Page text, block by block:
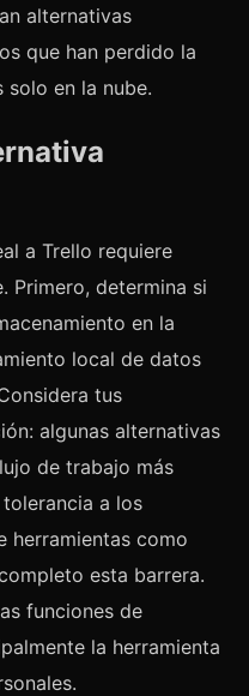
alternativas
que han perdido la
en la nube.
a Trello requiere
Primero, determina si
en la
local de datos
tus
algunas alternativas
de trabajo más
a los
herramientas como
esta barrera.
funciones de
la herramienta